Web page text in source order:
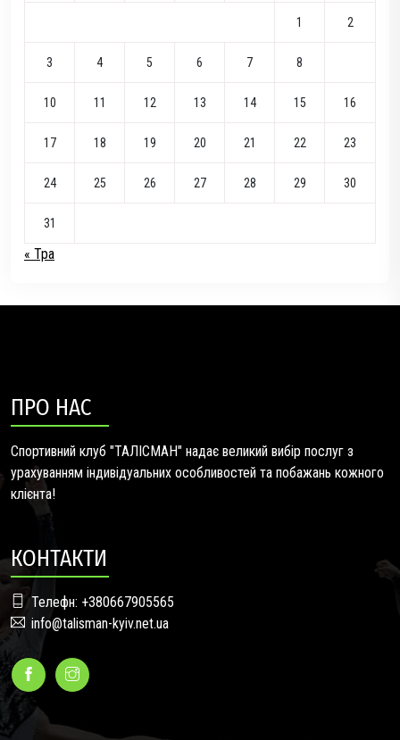
1 2
3 4 5 6 7 8
10 11 12 13 14 15 16
17 18 19 20 21 22 23
24 25 26 27 28 29 30
31
« Тра
ПРО НАС
Спортивний клуб "ТАЛІСМАН" надає великий вибір послуг з
урахуванням індивідуальних особливостей та побажань кожного
клієнта!
КОНТАКТИ
Телефн: +380667905565
info@talisman-kyiv.net.ua